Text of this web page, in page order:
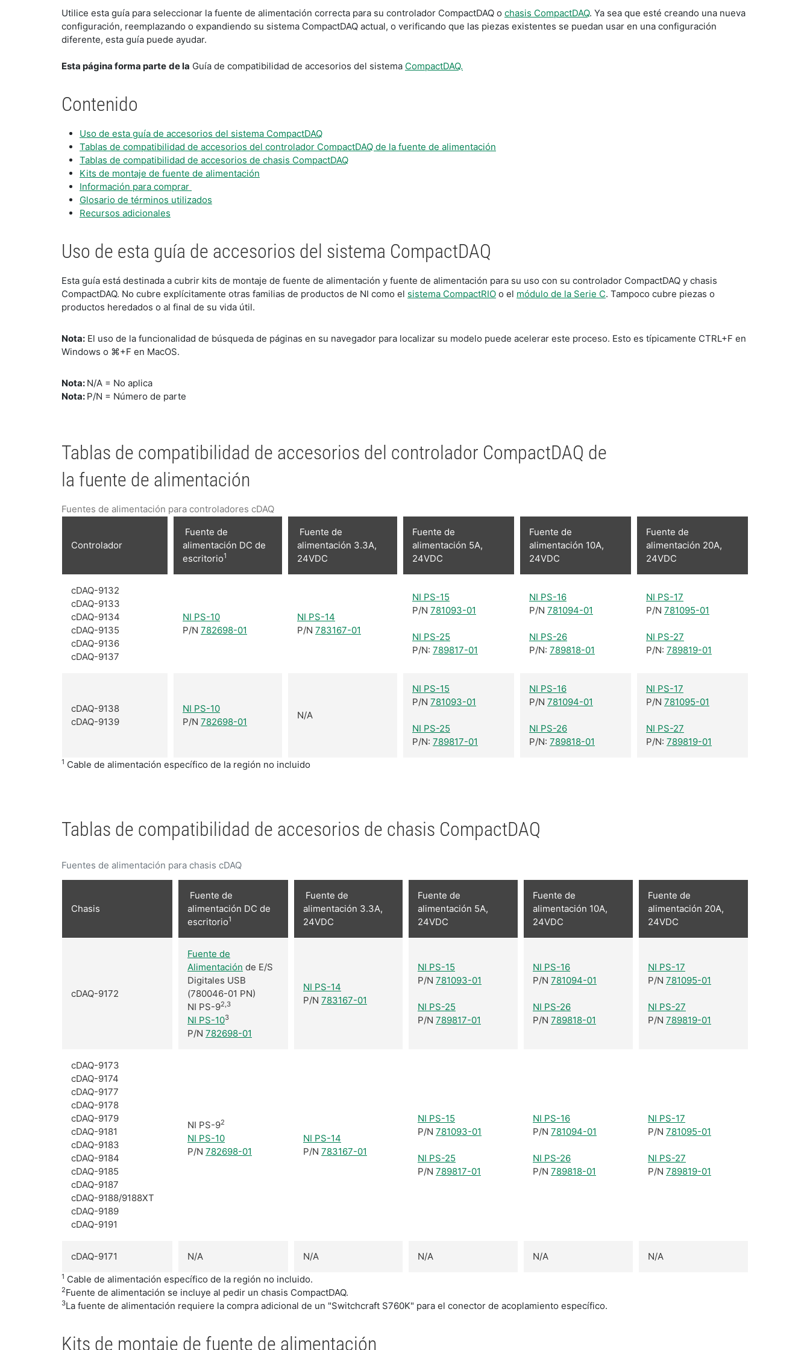
Utilice esta guía para seleccionar la fuente de alimentación correcta para su controlador CompactDAQ o chasis CompactDAQ. Ya sea que esté creando una nueva
configuración, reemplazando o expandiendo su sistema CompactDAQ actual, o verificando que las piezas existentes se puedan usar en una configuración
diferente, esta guía puede ayudar.
Esta página forma parte de la Guía de compatibilidad de accesorios del sistema CompactDAQ.
Contenido
Uso de esta guía de accesorios del sistema CompactDAQ
Tablas de compatibilidad de accesorios del controlador CompactDAQ de la fuente de alimentación
Tablas de compatibilidad de accesorios de chasis CompactDAQ
Kits de montaje de fuente de alimentación
Información para comprar
Glosario de términos utilizados
Recursos adicionales
Uso de esta guía de accesorios del sistema CompactDAQ
Esta guía está destinada a cubrir kits de montaje de fuente de alimentación y fuente de alimentación para su uso con su controlador CompactDAQ y chasis
CompactDAQ. No cubre explícitamente otras familias de productos de NI como el sistema CompactRIO o el módulo de la Serie C. Tampoco cubre piezas o
productos heredados o al final de su vida útil.
Nota: El uso de la funcionalidad de búsqueda de páginas en su navegador para localizar su modelo puede acelerar este proceso. Esto es típicamente CTRL+F en
Windows o ⌘+F en MacOS.
Nota: N/A = No aplica
Nota: P/N = Número de parte
Tablas de compatibilidad de accesorios del controlador CompactDAQ de
la fuente de alimentación
Fuentes de alimentación para controladores cDAQ
Controlador
Fuente de
alimentación DC de
escritorio1
Fuente de
alimentación 3.3A,
24VDC
Fuente de
alimentación 5A,
24VDC
Fuente de
alimentación 10A,
24VDC
Fuente de
alimentación 20A,
24VDC
cDAQ-9132
cDAQ-9133
cDAQ-9134
cDAQ-9135
cDAQ-9136
cDAQ-9137
NI PS-10
P/N 782698-01
NI PS-14
P/N 783167-01
NI PS-15
P/N 781093-01
NI PS-25
P/N: 789817-01
NI PS-16
P/N 781094-01
NI PS-26
P/N: 789818-01
NI PS-17
P/N 781095-01
NI PS-27
P/N: 789819-01
cDAQ-9138
cDAQ-9139
NI PS-10
P/N 782698-01
N/A
NI PS-15
P/N 781093-01
NI PS-25
P/N: 789817-01
NI PS-16
P/N 781094-01
NI PS-26
P/N: 789818-01
NI PS-17
P/N 781095-01
NI PS-27
P/N: 789819-01
1 Cable de alimentación específico de la región no incluido
Tablas de compatibilidad de accesorios de chasis CompactDAQ
Fuentes de alimentación para chasis cDAQ
Chasis
Fuente de
alimentación DC de
escritorio1
Fuente de
alimentación 3.3A,
24VDC
Fuente de
alimentación 5A,
24VDC
Fuente de
alimentación 10A,
24VDC
Fuente de
alimentación 20A,
24VDC
cDAQ-9172
Fuente de
Alimentación de E/S
Digitales USB
(780046-01 PN)
NI PS-92,3
NI PS-103
P/N 782698-01
NI PS-14
P/N 783167-01
NI PS-15
P/N 781093-01
NI PS-25
P/N 789817-01
NI PS-16
P/N 781094-01
NI PS-26
P/N 789818-01
NI PS-17
P/N 781095-01
NI PS-27
P/N 789819-01
cDAQ-9173
cDAQ-9174
cDAQ-9177
cDAQ-9178
cDAQ-9179
cDAQ-9181
cDAQ-9183
cDAQ-9184
cDAQ-9185
cDAQ-9187
cDAQ-9188/9188XT
cDAQ-9189
cDAQ-9191
NI PS-92
NI PS-10
P/N 782698-01
NI PS-14
P/N 783167-01
NI PS-15
P/N 781093-01
NI PS-25
P/N 789817-01
NI PS-16
P/N 781094-01
NI PS-26
P/N 789818-01
NI PS-17
P/N 781095-01
NI PS-27
P/N 789819-01
cDAQ-9171 N/A N/A N/A N/A N/A
1 Cable de alimentación específico de la región no incluido.
2Fuente de alimentación se incluye al pedir un chasis CompactDAQ.
3La fuente de alimentación requiere la compra adicional de un "Switchcraft S760K" para el conector de acoplamiento específico.
Kits de montaje de fuente de alimentación